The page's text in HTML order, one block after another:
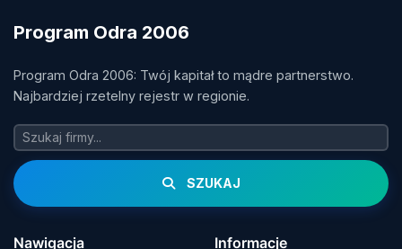
Program Odra 2006
Program Odra 2006: Twój kapitał to mądre partnerstwo.
Najbardziej rzetelny rejestr w regionie.
SZUKAJ
Nawigacja Informacje